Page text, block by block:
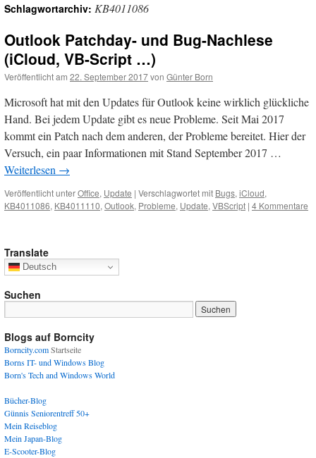
Schlagwortarchiv: KB4011086
Outlook Patchday- und Bug-Nachlese
(iCloud, VB-Script …)
Veröffentlicht am 22. September 2017von Günter Born
Microsoft hat mit den Updates für Outlook keine wirklich glückliche
Hand. Bei jedem Update gibt es neue Probleme. Seit Mai 2017
kommt ein Patch nach dem anderen, der Probleme bereitet. Hier der
Versuch, ein paar Informationen mit Stand September 2017 …
Weiterlesen →
Veröffentlicht unterOffice, Update | Verschlagwortet mit Bugs, iCloud,
KB4011086, KB4011110, Outlook, Probleme, Update, VBScript | 4 Kommentare
Translate
Deutsch
Suchen
Blogs auf Borncity
Borncity.comStartseite
Borns IT- und Windows Blog
Born's Tech and Windows World
Bücher-Blog
Günnis Seniorentreff 50+
Mein Reiseblog
Mein Japan-Blog
E-Scooter-Blog